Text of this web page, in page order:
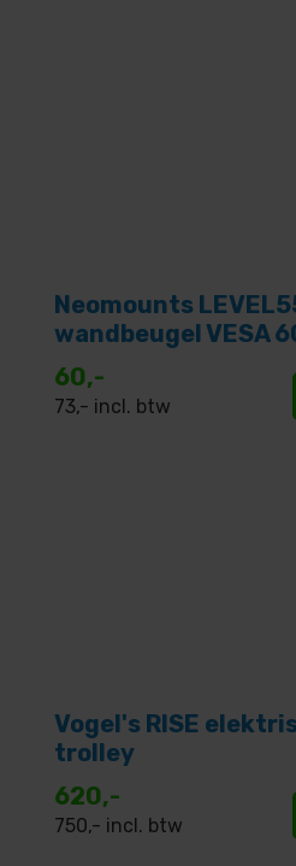
Neomounts
wandbeugel VESA
60,-
73,- incl. btw
Vogel's RISE
trolley
620,-
750,- incl. btw